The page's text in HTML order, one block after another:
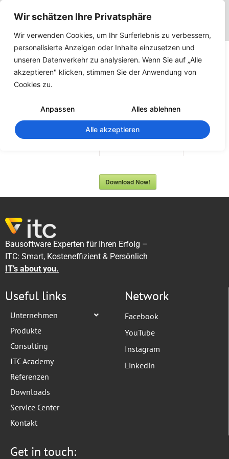
Wir schätzen Ihre Privatsphäre
Wir verwenden Cookies, um Ihr Surferlebnis zu verbessern,
personalisierte Anzeigen oder Inhalte einzusetzen und
unseren Datenverkehr zu analysieren. Wenn Sie auf „Alle
akzeptieren" klicken, stimmen Sie der Anwendung von
Cookies zu.
Anpassen Alles ablehnen
Alle akzeptieren
Dokumentation
–
– Handbuch
Download Now!
Bausoftware Experten für Ihren Erfolg –
ITC: Smart, Kosteneffizient & Persönlich
IT’s about you.
Useful links
Unternehmen
Produkte
Consulting
ITC Academy
Referenzen
Downloads
Service Center
Kontakt
Network
Facebook
YouTube
Instagram
Linkedin
Get in touch: